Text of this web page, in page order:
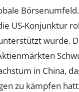
US-Konjunktur
wurde.
in China,
zu kämpfen